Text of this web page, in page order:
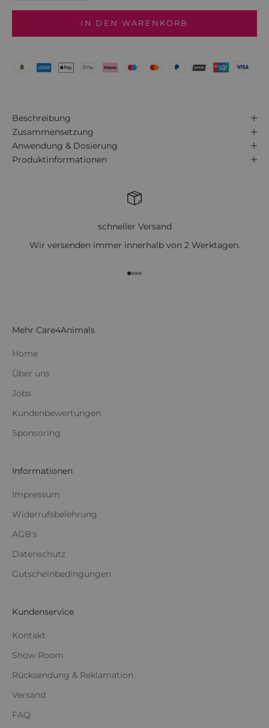
IN DEN WARENKORB
Beschreibung
Zusammensetzung
Anwendung & Dosierung
Produktinformationen
schneller Versand
Wir versenden immer innerhalb von 2 Werktagen.
Gehe zu Element 1
Gehe zu Element 2
Gehe zu Element 3
Gehe zu Element 4
Mehr Care4Animals
Home
Über uns
Jobs
Kundenbewertungen
Sponsoring
Informationen
Impressum
Widerrufsbelehrung
AGB's
Datenschutz
Gutscheinbedingungen
Kundenservice
Kontakt
Show Room
Rücksendung & Reklamation
Versand
FAQ